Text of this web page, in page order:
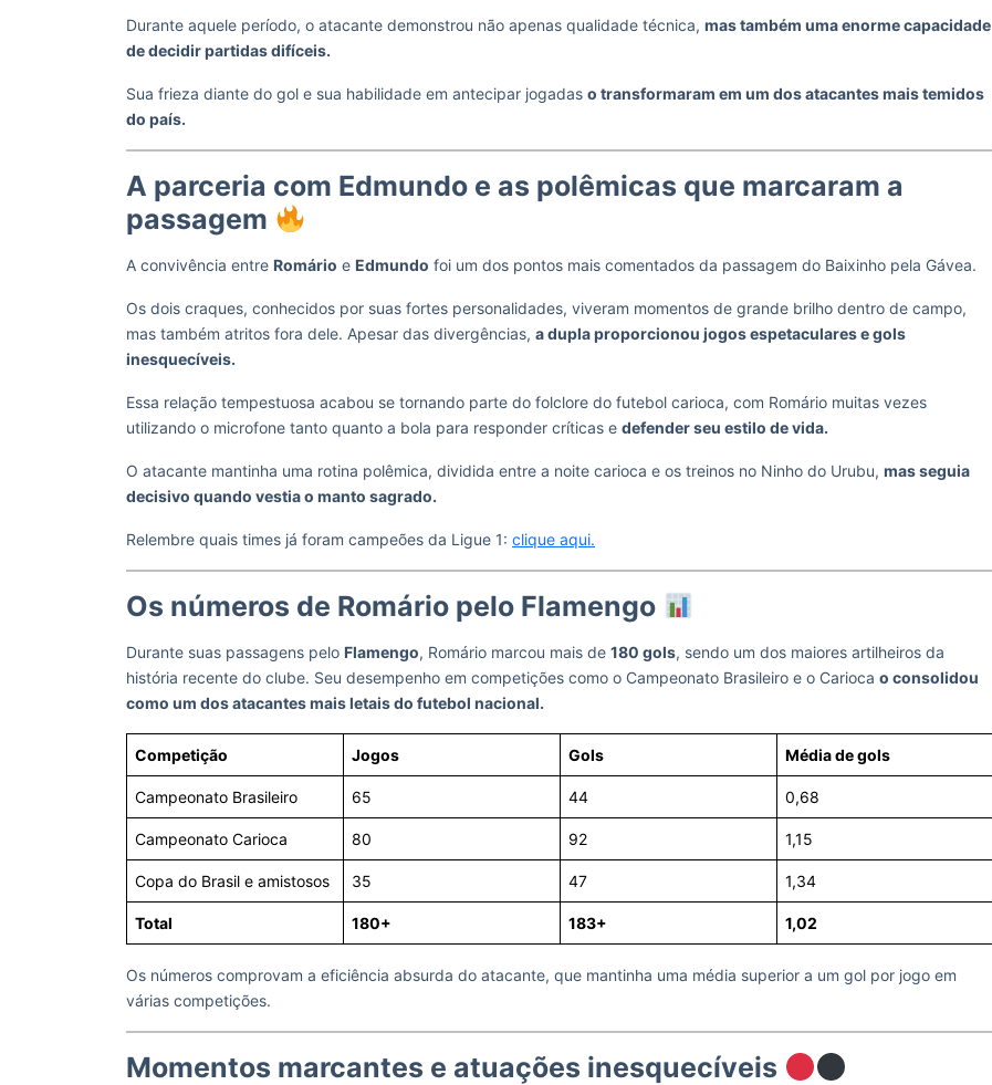
Durante aquele período, o atacante demonstrou não apenas qualidade técnica, mas também uma enorme capacidade
de decidir partidas difíceis.
Sua frieza diante do gol e sua habilidade em antecipar jogadas o transformaram em um dos atacantes mais temidos
do país.
A parceria com Edmundo e as polêmicas que marcaram a
passagem
A convivência entre Romário e Edmundo foi um dos pontos mais comentados da passagem do Baixinho pela Gávea.
Os dois craques, conhecidos por suas fortes personalidades, viveram momentos de grande brilho dentro de campo,
mas também atritos fora dele. Apesar das divergências, a dupla proporcionou jogos espetaculares e gols
inesquecíveis.
Essa relação tempestuosa acabou se tornando parte do folclore do futebol carioca, com Romário muitas vezes
utilizando o microfone tanto quanto a bola para responder críticas e defender seu estilo de vida.
O atacante mantinha uma rotina polêmica, dividida entre a noite carioca e os treinos no Ninho do Urubu, mas seguia
decisivo quando vestia o manto sagrado.
Relembre quais times já foram campeões da Ligue 1: clique aqui.
Os números de Romário pelo Flamengo
Durante suas passagens pelo Flamengo, Romário marcou mais de 180 gols, sendo um dos maiores artilheiros da
história recente do clube. Seu desempenho em competições como o Campeonato Brasileiro e o Carioca o consolidou
como um dos atacantes mais letais do futebol nacional.
Competição Jogos Gols Média de gols
Campeonato Brasileiro 65 44 0,68
Campeonato Carioca 80 92 1,15
Copa do Brasil e amistosos 35 47 1,34
Total 180+ 183+ 1,02
Os números comprovam a eficiência absurda do atacante, que mantinha uma média superior a um gol por jogo em
várias competições.
Momentos marcantes e atuações inesquecíveis